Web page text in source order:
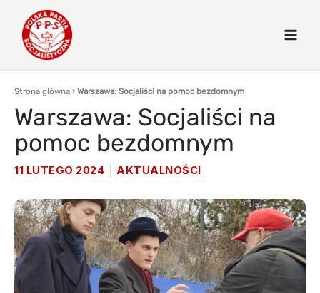
Strona główna › Warszawa: Socjaliści na pomoc bezdomnym
Warszawa: Socjaliści na
pomoc bezdomnym
11 LUTEGO 2024 AKTUALNOŚCI